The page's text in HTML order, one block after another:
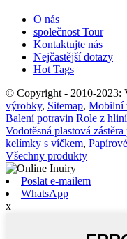
O nás
společnost Tour
Kontaktujte nás
Nejčastější dotazy
Hot Tags
© Copyright - 2010-2023:
výrobky, Sitemap, Mobilní
Balení potravin Role z
Vodotěsná plastová
kelímky s víčkem,
Všechny produkty
Poslat e-mailem
WhatsApp
x